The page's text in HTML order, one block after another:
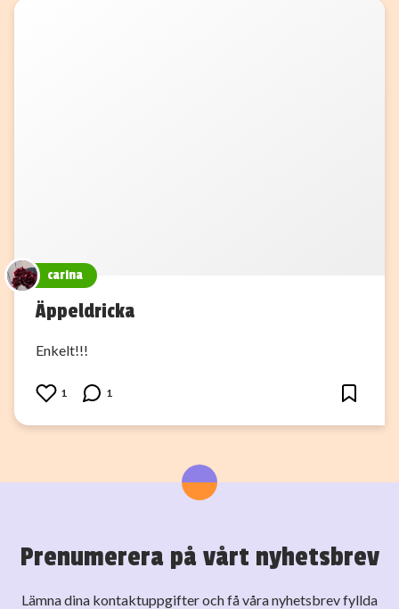
carina
Äppeldricka
Enkelt!!!
1 1
Prenumerera på vårt nyhetsbrev
Lämna dina kontaktuppgifter och få våra nyhetsbrev fyllda